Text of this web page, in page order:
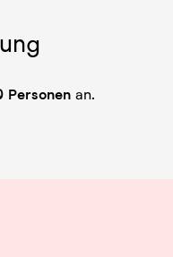
Personen an.